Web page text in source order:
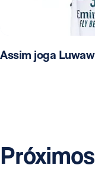
Assim joga